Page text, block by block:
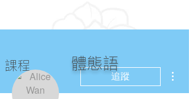
追蹤
課程 體態語